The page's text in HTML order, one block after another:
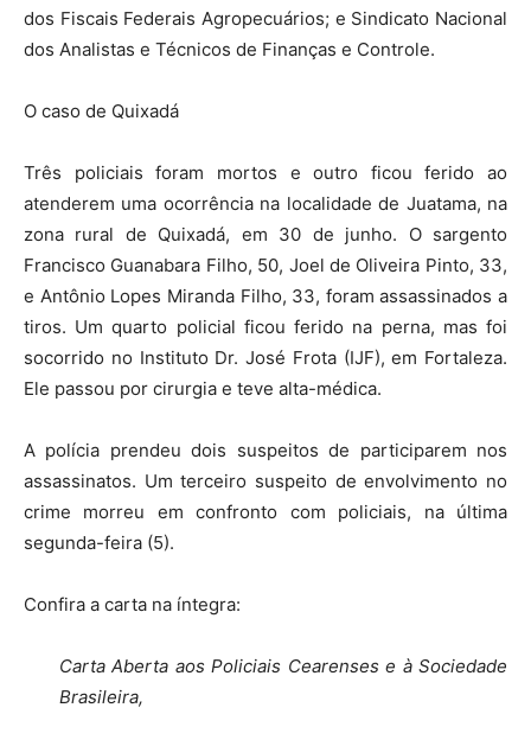
dos Fiscais Federais Agropecuários; e Sindicato Nacional
dos Analistas e Técnicos de Finanças e Controle.
O caso de Quixadá
Três policiais foram mortos e outro ficou ferido ao
atenderem uma ocorrência na localidade de Juatama, na
zona rural de Quixadá, em 30 de junho. O sargento
Francisco Guanabara Filho, 50, Joel de Oliveira Pinto, 33,
e Antônio Lopes Miranda Filho, 33, foram assassinados a
tiros. Um quarto policial ficou ferido na perna, mas foi
socorrido no Instituto Dr. José Frota (IJF), em Fortaleza.
Ele passou por cirurgia e teve alta-médica.
A polícia prendeu dois suspeitos de participarem nos
assassinatos. Um terceiro suspeito de envolvimento no
crime morreu em confronto com policiais, na última
segunda-feira (5).
Confira a carta na íntegra:
Carta Aberta aos Policiais Cearenses e à Sociedade
Brasileira,